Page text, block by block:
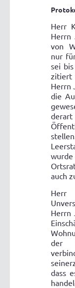
Herr
Herrn
von
nur
sei
zitiert
Herrn
die
auch
Herr
Herrn
der
dass